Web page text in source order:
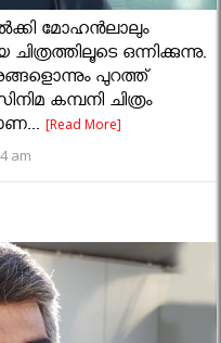
മോഹന്‍ലാലും
ഒന്നിക്കുന്നു.
പുറത്ത്
കമ്പനി ചിത്രം
[Read More]
am